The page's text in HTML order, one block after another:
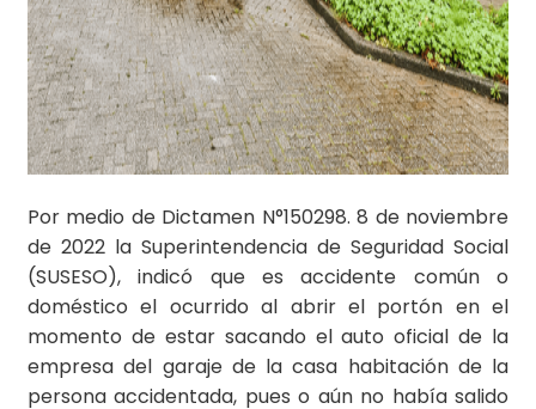
Por medio de Dictamen N°150298. 8 de noviembre
de 2022 la Superintendencia de Seguridad Social
(SUSESO), indicó que es accidente común o
doméstico el ocurrido al abrir el portón en el
momento de estar sacando el auto oficial de la
empresa del garaje de la casa habitación de la
persona accidentada, pues o aún no había salido